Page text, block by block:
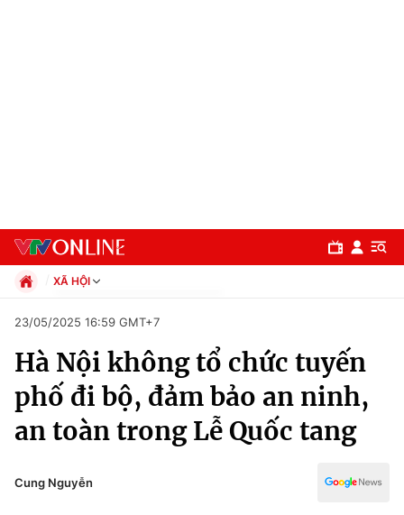
Chuyên mục
Chính trị
XÃ HỘI
Xã hội
Pháp luật
Kinh tế
Thể thao
Truyền hình
Đời sống
23/05/2025 16:59 GMT+7
Hà Nội không tổ chức tuyến
phố đi bộ, đảm bảo an ninh,
an toàn trong Lễ Quốc tang
Cung Nguyễn